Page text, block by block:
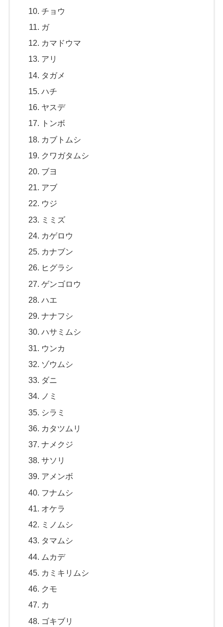
チョウ
ガ
カマドウマ
アリ
タガメ
ハチ
ヤスデ
トンボ
カブトムシ
クワガタムシ
ブヨ
アブ
ウジ
ミミズ
カゲロウ
カナブン
ヒグラシ
ゲンゴロウ
ハエ
ナナフシ
ハサミムシ
ウンカ
ゾウムシ
ダニ
ノミ
シラミ
カタツムリ
ナメクジ
サソリ
アメンボ
フナムシ
オケラ
ミノムシ
タマムシ
ムカデ
カミキリムシ
クモ
カ
ゴキブリ